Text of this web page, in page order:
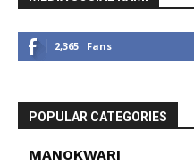
2,365 Fans
POPULAR CATEGORIES
MANOKWARI